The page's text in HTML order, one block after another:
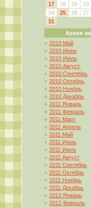
17
18 19 20
24
25 26 27
31
Архив
2010 Май
2010 Июнь
2010 Июль
2010 Август
2010 Сентябрь
2010 Октябрь
2010 Ноябрь
2010 Декабрь
2011 Январь
2011 Февраль
2011 Март
2011 Апрель
2011 Май
2011 Июнь
2011 Июль
2011 Август
2011 Сентябрь
2011 Октябрь
2011 Ноябрь
2011 Декабрь
2012 Январь
2012 Февраль